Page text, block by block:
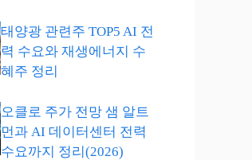
태양광 관련주 TOP5 AI 전
력 수요와 재생에너지 수
혜주 정리
오클로 주가 전망 샘 알트
먼과 AI 데이터센터 전력
수요까지 정리(2026)